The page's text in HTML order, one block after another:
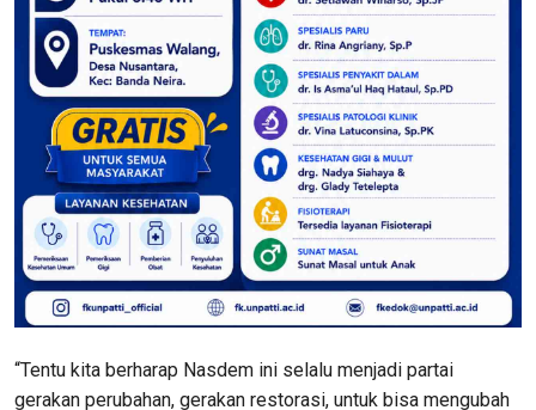
“Tentu kita berharap Nasdem ini selalu menjadi partai
gerakan perubahan, gerakan restorasi, untuk bisa mengubah